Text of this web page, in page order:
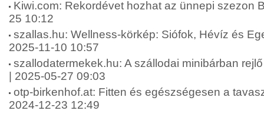
Kiwi.com: Rekordévet hozhat az ünnepi szezon
25 10:12
szallas.hu: Wellness-körkép: Siófok, Hévíz és
2025-11-10 10:57
szallodatermekek.hu: A szállodai minibárban
| 2025-05-27 09:03
otp-birkenhof.at: Fitten és egészségesen a
2024-12-23 12:49